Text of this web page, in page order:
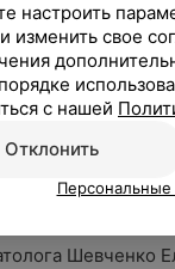
CityClinic, ул.
Шевченко
настроить
изменить свое
с нашей
Отклонить
Персональные